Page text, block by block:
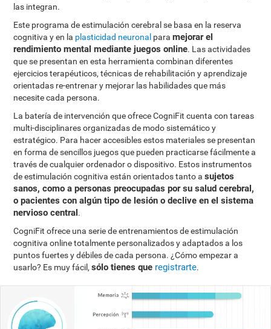
las integran.
Este programa de estimulación cerebral se basa en la reserva
cognitiva y en la plasticidad neuronal paramejorar el
rendimiento mental mediante juegos online. Las actividades
que se presentan en esta herramienta combinan diferentes
ejercicios terapéuticos, técnicas de rehabilitación y aprendizaje
orientadas re-entrenar y mejorar las habilidades que más
necesite cada persona.
La batería de intervención que ofrece CogniFit cuenta con tareas
multi-disciplinares organizadas de modo sistemático y
estratégico. Para hacer accesibles estos materiales se presentan
en forma de sencillos juegos que pueden practicarse fácilmente a
través de cualquier ordenador o dispositivo. Estos instrumentos
de estimulación cognitiva están orientados tanto asujetos
sanos, como a personas preocupadas por su salud cerebral,
o pacientes con algún tipo de lesión o declive en el sistema
nervioso central.
CogniFit ofrece una serie de entrenamientos de estimulación
cognitiva online totalmente personalizados y adaptados a los
puntos fuertes y débiles de cada persona. ¿Cómo empezar a
usarlo? Es muy fácil,sólo tienes que registrarte.